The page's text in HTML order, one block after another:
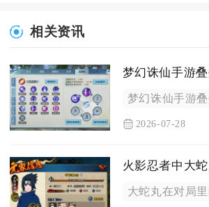
相关资讯
梦幻诛仙手游
2026-07-28
火影忍者中大